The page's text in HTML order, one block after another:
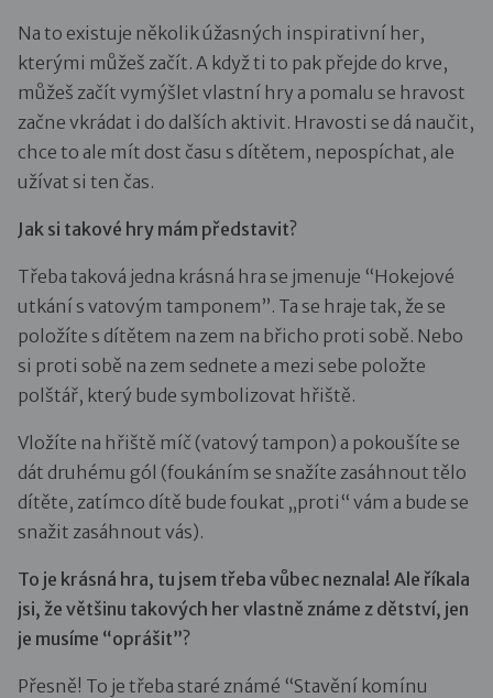
Na to existuje několik úžasných inspirativní her,
kterými můžeš začít. A když ti to pak přejde do krve,
můžeš začít vymýšlet vlastní hry a pomalu se hravost
začne vkrádat i do dalších aktivit. Hravosti se dá naučit,
chce to ale mít dost času s dítětem, nepospíchat, ale
užívat si ten čas.
Jak si takové hry mám představit?
Třeba taková jedna krásná hra se jmenuje “Hokejové
utkání s vatovým tamponem”. Ta se hraje tak, že se
položíte s dítětem na zem na břicho proti sobě. Nebo
si proti sobě na zem sednete a mezi sebe položte
polštář, který bude symbolizovat hřiště.
Vložíte na hřiště míč (vatový tampon) a pokoušíte se
dát druhému gól (foukáním se snažíte zasáhnout tělo
dítěte, zatímco dítě bude foukat „proti“ vám a bude se
snažit zasáhnout vás).
To je krásná hra, tu jsem třeba vůbec neznala! Ale říkala
jsi, že většinu takových her vlastně známe z dětství, jen
je musíme “oprášit”?
Přesně! To je třeba staré známé “Stavění komínu